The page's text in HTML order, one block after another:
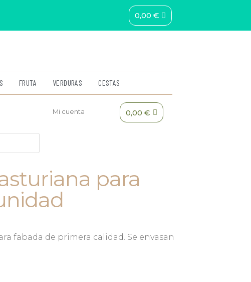
0,00 €
FRUTA VERDURAS CESTAS
Mi cuenta 0,00€
para
fabada de primera calidad. Se envasan